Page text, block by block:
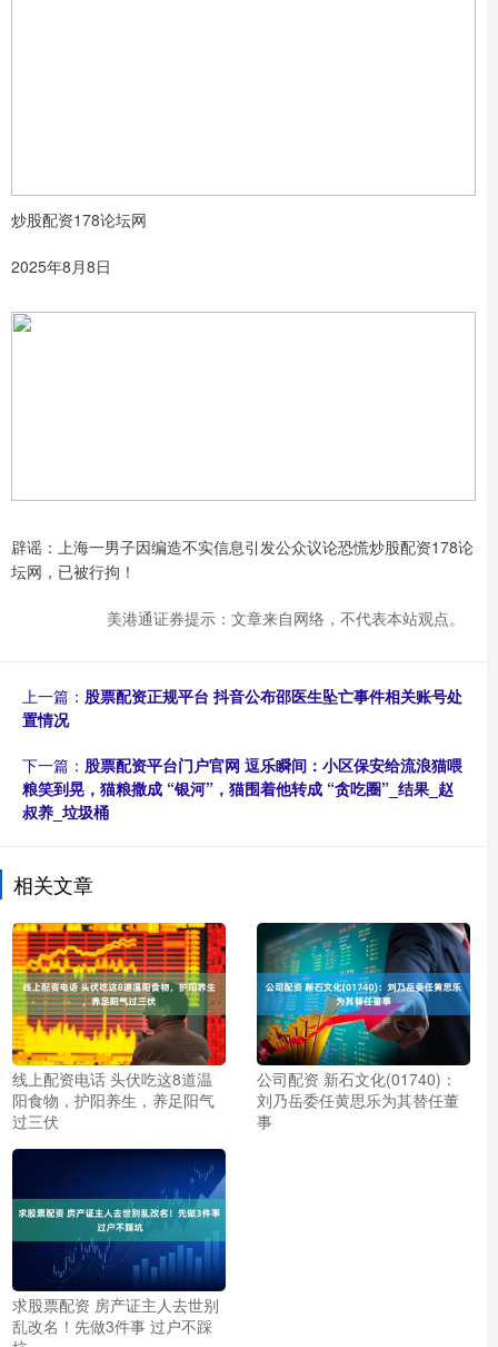
炒股配资178论坛网
2025年8月8日
辟谣：上海一男子因编造不实信息引发公众议论恐慌炒股配资178论
坛网，已被行拘！
美港通证券提示：文章来自网络，不代表本站观点。
上一篇： 股票配资正规平台 抖音公布邵医生坠亡事件相关账号处
置情况
下一篇： 股票配资平台门户官网 逗乐瞬间：小区保安给流浪猫喂
粮笑到晃，猫粮撒成 “银河”，猫围着他转成 “贪吃圈”_结果_赵
叔养_垃圾桶
相关文章
线上配资电话 头伏吃这8道温
阳食物，护阳养生，养足阳气
过三伏
公司配资 新石文化(01740)：
刘乃岳委任黄思乐为其替任董
事
求股票配资 房产证主人去世别
乱改名！先做3件事 过户不踩